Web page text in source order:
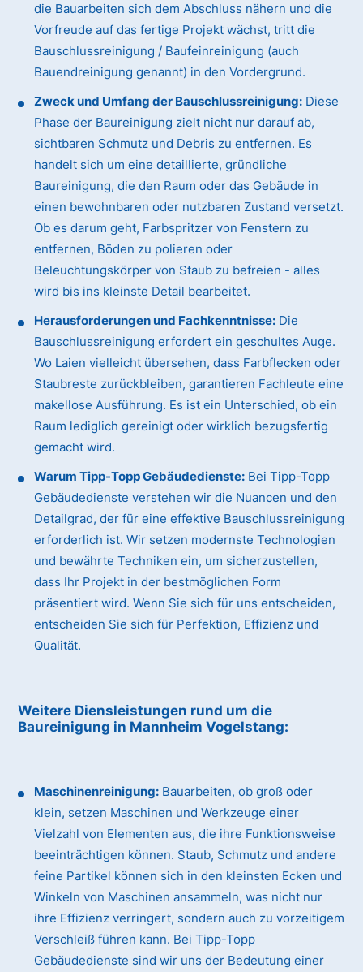
die Bauarbeiten sich dem Abschluss nähern und die
Vorfreude auf das fertige Projekt wächst, tritt die
Bauschlussreinigung / Baufeinreinigung (auch
Bauendreinigung genannt) in den Vordergrund.
Zweck und Umfang der Bauschlussreinigung: Diese
Phase der Baureinigung zielt nicht nur darauf ab,
sichtbaren Schmutz und Debris zu entfernen. Es
handelt sich um eine detaillierte, gründliche
Baureinigung, die den Raum oder das Gebäude in
einen bewohnbaren oder nutzbaren Zustand versetzt.
Ob es darum geht, Farbspritzer von Fenstern zu
entfernen, Böden zu polieren oder
Beleuchtungskörper von Staub zu befreien - alles
wird bis ins kleinste Detail bearbeitet.
Herausforderungen und Fachkenntnisse: Die
Bauschlussreinigung erfordert ein geschultes Auge.
Wo Laien vielleicht übersehen, dass Farbflecken oder
Staubreste zurückbleiben, garantieren Fachleute eine
makellose Ausführung. Es ist ein Unterschied, ob ein
Raum lediglich gereinigt oder wirklich bezugsfertig
gemacht wird.
Warum Tipp-Topp Gebäudedienste: Bei Tipp-Topp
Gebäudedienste verstehen wir die Nuancen und den
Detailgrad, der für eine effektive Bauschlussreinigung
erforderlich ist. Wir setzen modernste Technologien
und bewährte Techniken ein, um sicherzustellen,
dass Ihr Projekt in der bestmöglichen Form
präsentiert wird. Wenn Sie sich für uns entscheiden,
entscheiden Sie sich für Perfektion, Effizienz und
Qualität.
Weitere Diensleistungen rund um die
Baureinigung in Mannheim Vogelstang:
Maschinenreinigung: Bauarbeiten, ob groß oder
klein, setzen Maschinen und Werkzeuge einer
Vielzahl von Elementen aus, die ihre Funktionsweise
beeinträchtigen können. Staub, Schmutz und andere
feine Partikel können sich in den kleinsten Ecken und
Winkeln von Maschinen ansammeln, was nicht nur
ihre Effizienz verringert, sondern auch zu vorzeitigem
Verschleiß führen kann. Bei Tipp-Topp
Gebäudedienste sind wir uns der Bedeutung einer